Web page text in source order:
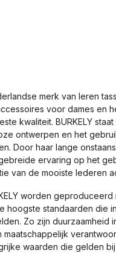
merk van leren
voor dames en
kwaliteit. BURKELY
ontwerpen en het
Door haar lange
ervaring op het
van de mooiste lederen
worden geproduceerd
hoogste standaarden die
Zo zijn duurzaamheid
waarden die gelden